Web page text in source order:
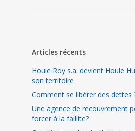
Articles récents
Houle Roy s.a. devient Houle
son territoire
Comment se libérer des dettes
Une agence de recouvrement
forcer à la faillite?